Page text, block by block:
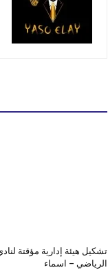
تشكيل هيئة إدارية مؤقتة
الرياضي – اسماء